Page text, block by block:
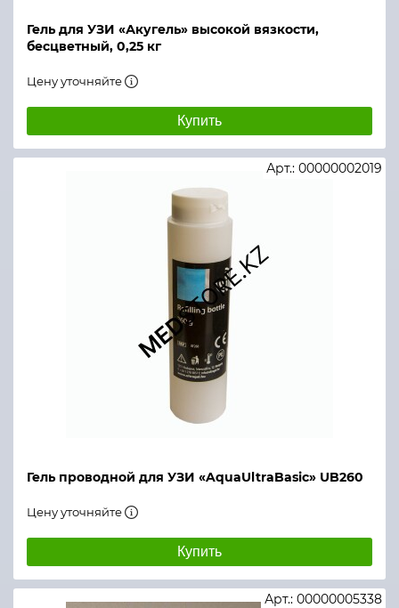
Гель для УЗИ «Акугель» высокой вязкости,
бесцветный, 0,25 кг
Цену уточняйте
Купить
Гель проводной для УЗИ «AquaUltraBasic» UB260
Арт.: 00000002019
Цену уточняйте
Купить
Арт.: 00000005338